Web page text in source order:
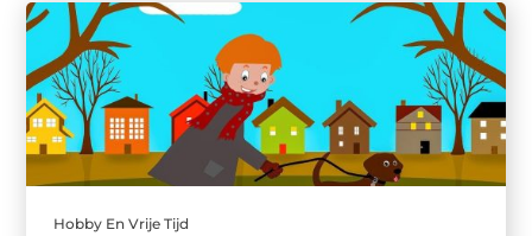
Hobby En Vrije Tijd